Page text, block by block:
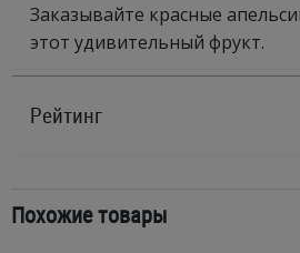
Заказывайте красные
этот удивительный фрукт.
Рейтинг
Похожие товары